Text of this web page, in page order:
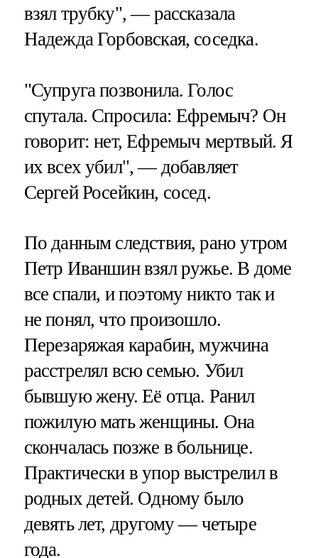
взял трубку", — рассказала
Надежда Горбовская, соседка.
"Супруга позвонила. Голос
спутала. Спросила: Ефремыч? Он
говорит: нет, Ефремыч мертвый. Я
их всех убил", — добавляет
Сергей Росейкин, сосед.
По данным следствия, рано утром
Петр Иваншин взял ружье. В доме
все спали, и поэтому никто так и
не понял, что произошло.
Перезаряжая карабин, мужчина
расстрелял всю семью. Убил
бывшую жену. Её отца. Ранил
пожилую мать женщины. Она
скончалась позже в больнице.
Практически в упор выстрелил в
родных детей. Одному было
девять лет, другому — четыре
года.